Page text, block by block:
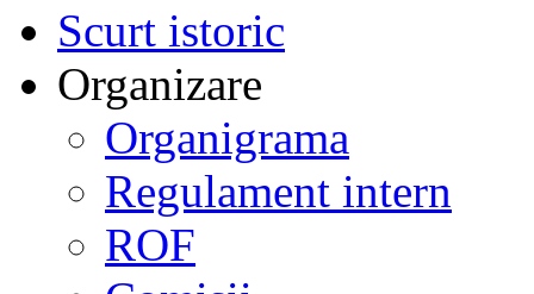
Scurt istoric
Organizare
Organigrama
Regulament intern
ROF